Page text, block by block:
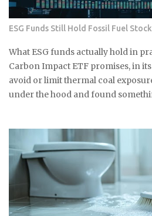
슈류 치실이나 이쑤시개 담배꽁초 머리
제로 변기에 버리면 안 되는 것들 물티
녹는다고 광고하는 제품도 있지만, 실제
구네 집에서 물티슈 때문에 변기가 막
요. 라면 국물이나 기름기 있는 음식물도
엔 괜찮은 것 같아도 배관 안에서 굳으면
겨울에는 기름이 더 빨리 굳어서 문제가
은 어떻게 버려야 할까요? 면봉은 그냥
량제 봉투에 넣어서 버리는 게 가장 간단
통 하나 놓고 거기에 모았다가 한 번에
실에 작은 쓰레기통을 두고 있어요. 면봉,
ESG Funds Still Hold Fossil Fuel
What ESG funds actually hold in
Carbon Impact ETF promises, in
avoid or limit thermal coal
under the hood and found
what does the ESG label on your
guarantee about what's sitting
out. As You Sow's Fossil Free
numbers on sustainable funds and
majority of them hold at least
Here's the part that should give